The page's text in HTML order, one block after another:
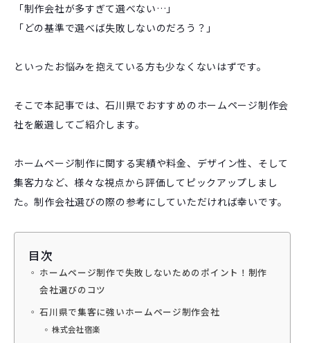
「制作会社が多すぎて選べない…」
「どの基準で選べば失敗しないのだろう？」
といったお悩みを抱えている方も少なくないはずです。
そこで本記事では、石川県でおすすめのホームページ制作会
社を厳選してご紹介します。
ホームページ制作に関する実績や料金、デザイン性、そして
集客力など、様々な視点から評価してピックアップしまし
た。制作会社選びの際の参考にしていただければ幸いです。
目次
ホームページ制作で失敗しないためのポイント！制作
会社選びのコツ
石川県で集客に強いホームページ制作会社
株式会社宿楽